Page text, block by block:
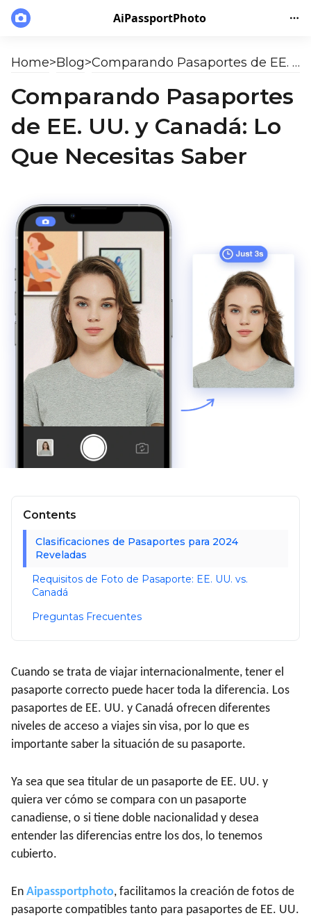
AiPassportPhoto
Home>Blog> Comparando Pasaportes de EE. UU. y Canadá: Lo Que Necesitas Saber
Comparando Pasaportes
de EE. UU. y Canadá: Lo
Que Necesitas Saber
Contents
Clasificaciones de Pasaportes para 2024
Reveladas
Requisitos de Foto de Pasaporte: EE. UU. vs.
Canadá
Preguntas Frecuentes
Cuando se trata de viajar internacionalmente, tener el
pasaporte correcto puede hacer toda la diferencia. Los
pasaportes de EE. UU. y Canadá ofrecen diferentes
niveles de acceso a viajes sin visa, por lo que es
importante saber la situación de su pasaporte.
Ya sea que sea titular de un pasaporte de EE. UU. y
quiera ver cómo se compara con un pasaporte
canadiense, o si tiene doble nacionalidad y desea
entender las diferencias entre los dos, lo tenemos
cubierto.
En Aipassportphoto, facilitamos la creación de fotos de
pasaporte compatibles tanto para pasaportes de EE. UU.